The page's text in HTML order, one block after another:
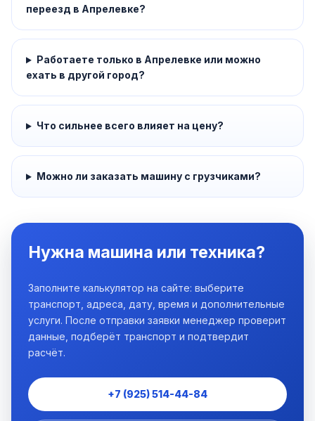
переезд в Апрелевке?
Работаете только в Апрелевке или можно
ехать в другой город?
Что сильнее всего влияет на цену?
Можно ли заказать машину с грузчиками?
Нужна машина или техника?
Заполните калькулятор на сайте: выберите
транспорт, адреса, дату, время и дополнительные
услуги. После отправки заявки менеджер проверит
данные, подберёт транспорт и подтвердит
расчёт.
+7 (925) 514-44-84